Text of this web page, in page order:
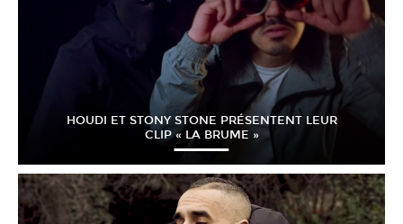
HOUDI ET STONY STONE PRÉSENTENT LEUR
CLIP « LA BRUME »